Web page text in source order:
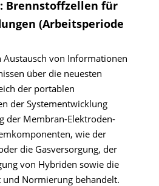
Brennstoffzellen für
(Arbeitsperiode
von Informationen
über die neuesten
der portablen
der Systementwicklung
der Membran-Elektroden-
wie der
die Gasversorgung, der
von Hybriden sowie die
und Normierung behandelt.